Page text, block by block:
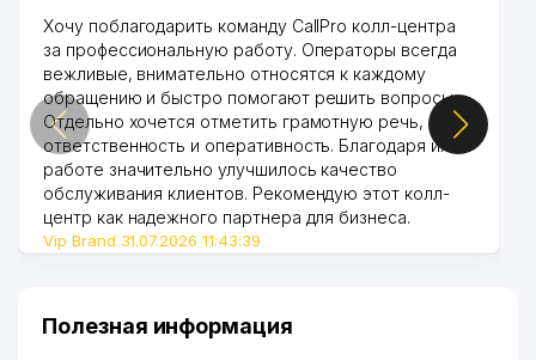
Хочу поблагодарить команду CallPro колл-центра
за профессиональную работу. Операторы всегда
вежливые, внимательно относятся к каждому
обращению и быстро помогают решить вопросы.
Отдельно хочется отметить грамотную речь,
ответственность и оперативность. Благодаря их
работе значительно улучшилось качество
обслуживания клиентов. Рекомендую этот колл-
центр как надежного партнера для бизнеса.
Vip Brand 31.07.2026 11:43:39
Полезная информация